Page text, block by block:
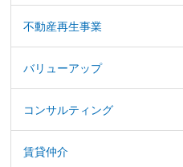
不動産再生事業
バリューアップ
コンサルティング
賃貸仲介